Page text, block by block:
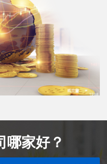
哪家好？